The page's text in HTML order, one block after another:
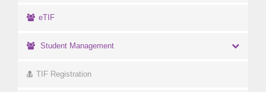
eTIF
Student Management
TIF Registration